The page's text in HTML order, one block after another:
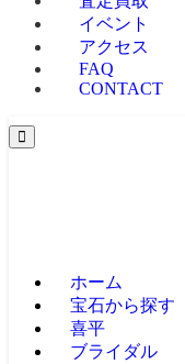
イベント
アクセス
FAQ
CONTACT
ホーム
宝石から探す
喜平
ブライダル